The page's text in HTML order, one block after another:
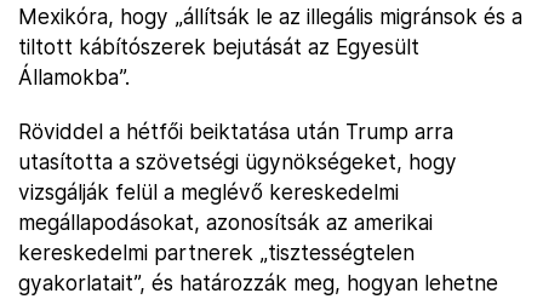
Mexikóra, hogy „állítsák le az illegális migránsok és a
tiltott kábítószerek bejutását az Egyesült
Államokba”.
Röviddel a hétfői beiktatása után Trump arra
utasította a szövetségi ügynökségeket, hogy
vizsgálják felül a meglévő kereskedelmi
megállapodásokat, azonosítsák az amerikai
kereskedelmi partnerek „tisztességtelen
gyakorlatait”, és határozzák meg, hogyan lehetne